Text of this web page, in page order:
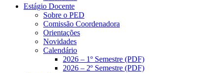
Estágio Docente
Sobre o PED
Comissão Coordenadora
Orientações
Novidades
Calendário
2026 – 1º Semestre (PDF)
2026 – 2º Semestre (PDF)